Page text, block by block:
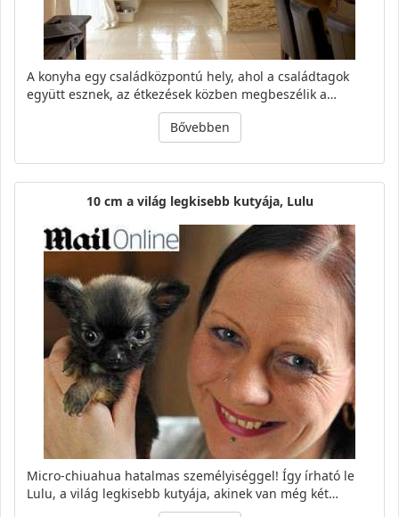
A konyha egy családközpontú hely, ahol a családtagok
együtt esznek, az étkezések közben megbeszélik a…
Bővebben
10 cm a világ legkisebb kutyája, Lulu
Micro-chiuahua hatalmas személyiséggel! Így írható le
Lulu, a világ legkisebb kutyája, akinek van még két…